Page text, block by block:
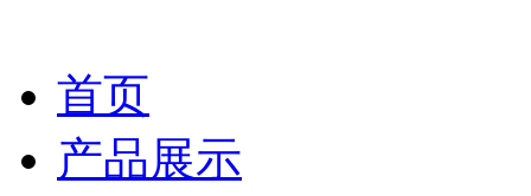
首页
产品展示